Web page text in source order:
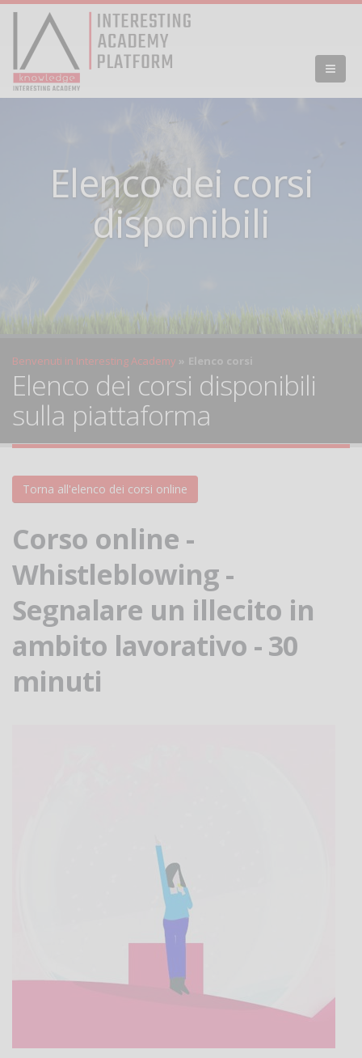
Elenco dei corsi
disponibili
Benvenuti in Interesting Academy Elenco corsi
Elenco dei corsi disponibili
sulla piattaforma
Torna all'elenco dei corsi online
Corso online -
Whistleblowing -
Segnalare un illecito in
ambito lavorativo - 30
minuti